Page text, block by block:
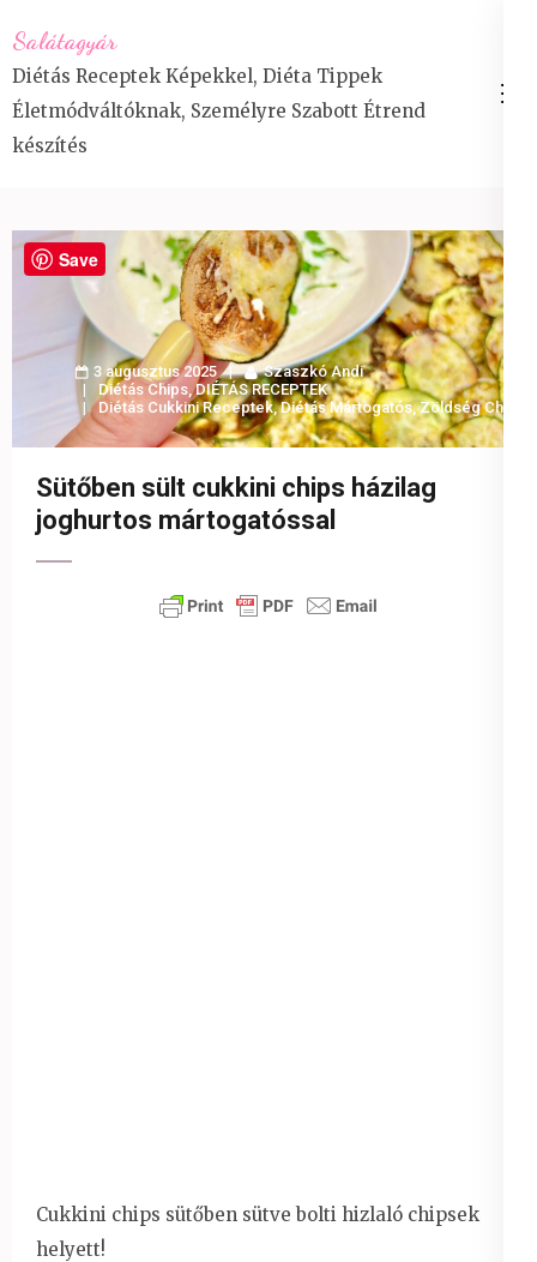
to
content
(Press
Enter)
Salátagyár
Diétás Receptek Képekkel, Diéta Tippek
Életmódváltóknak, Személyre Szabott Étrend
készítés
3 augusztus 2025
Szaszkó Andi
Diétás Chips,DIÉTÁS RECEPTEK
Diétás Cukkini Receptek,Diétás Mártogatós,Zöldség Chips
Sütőben sült cukkini chips házilag
joghurtos mártogatóssal
Cukkini chips sütőben sütve bolti hizlaló chipsek
helyett!
Save